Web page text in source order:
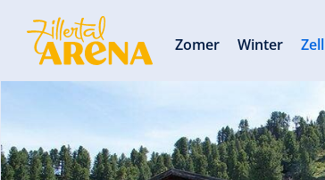
Zomer Winter Zell